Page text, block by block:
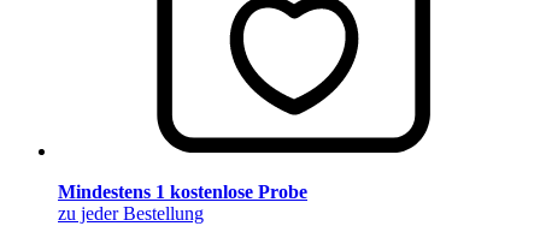
Mindestens 1 kostenlose Probe
zu jeder Bestellung